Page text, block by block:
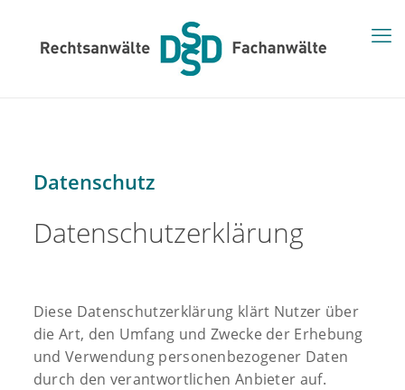
Datenschutz
Datenschutzerklärung
Diese Datenschutzerklärung klärt Nutzer über
die Art, den Umfang und Zwecke der Erhebung
und Verwendung personenbezogener Daten
durch den verantwortlichen Anbieter auf.